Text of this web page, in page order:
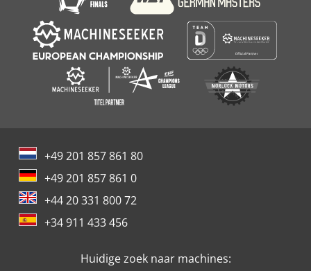
+49 201 857 861 80
+49 201 857 861 0
+44 20 331 800 72
+34 911 433 456
Huidige zoek naar machines: